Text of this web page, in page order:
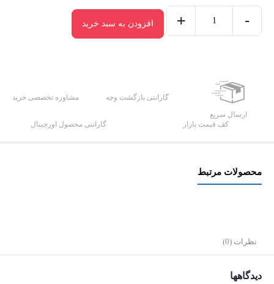
SEW-
-
+ افزودن به سبد خرید
ارسال سریع
گارانتی بازگشت وجه مشاوره تخصصی خرید
کف قیمت بازار گارانتی محصول اورجینال
محصولات مرتبط
نظرات (0)
دیدگاهها